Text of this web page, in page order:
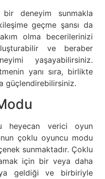
deneyim sunmakla
geçme şansı da
olma becerilerinizi
ve beraber
yaşayabilirsiniz.
yanı sıra, birlikte
güçlendirebilirsiniz.
heyecan verici oyun
çoklu oyuncu modu
sunmaktadır. Çoklu
için bir veya daha
geldiği ve birbiriyle